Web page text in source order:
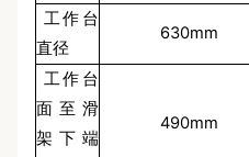
工作台
直径
630mm
工作台
面至滑
架下端
490mm